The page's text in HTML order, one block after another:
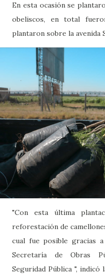
En esta ocasión se
obeliscos, en total
plantaron sobre la avenida
"Con esta última
reforestación de
cual fue posible gracias
Secretaría de Obras
Seguridad Pública ",